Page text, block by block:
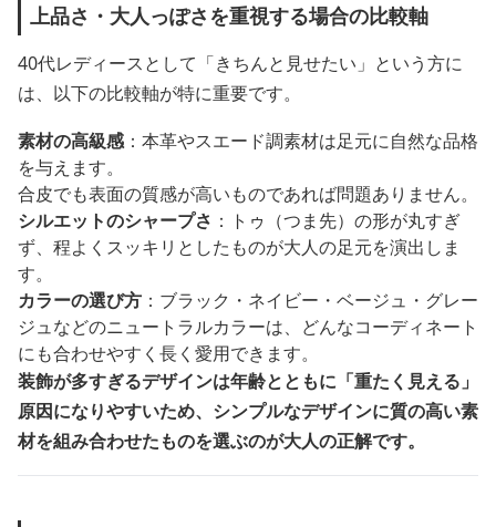
上品さ・大人っぽさを重視する場合の比較軸
40代レディースとして「きちんと見せたい」という方に
は、以下の比較軸が特に重要です。
素材の高級感：本革やスエード調素材は足元に自然な品格
を与えます。
合皮でも表面の質感が高いものであれば問題ありません。
シルエットのシャープさ ：トゥ（つま先）の形が丸すぎ
ず、程よくスッキリとしたものが大人の足元を演出しま
す。
カラーの選び方 ：ブラック・ネイビー・ベージュ・グレー
ジュなどのニュートラルカラーは、どんなコーディネート
にも合わせやすく長く愛用できます。
装飾が多すぎるデザインは年齢とともに「重たく見える」
原因になりやすいため、シンプルなデザインに質の高い素
材を組み合わせたものを選ぶのが大人の正解です。